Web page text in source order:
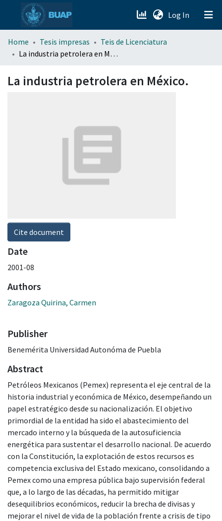
Log In (current)
menu.section.about_menu
Home Tesis impresas
Teis de Licenciatura
La industria petrolera en México.
La industria petrolera en México.
Cite document
Date
2001-08
Authors
Zaragoza Quirina, Carmen
Publisher
Benemérita Universidad Autonóma de Puebla
Abstract
Petróleos Mexicanos (Pemex) representa el eje central de la
historia industrial y económica de México, desempeñando un
papel estratégico desde su nacionalización. El objetivo
primordial de la entidad ha sido el abastecimiento del
mercado interno y la búsqueda de la autosuficiencia
energética para sustentar el desarrollo nacional. De acuerdo
con la Constitución, la explotación de estos recursos es
competencia exclusiva del Estado mexicano, consolidando a
Pemex como una empresa pública bajo supervisión federal
que, a lo largo de las décadas, ha permitido mitigar
desequilibrios económicos, reducir la brecha de divisas y
mejorar el nivel de vida de la población frente a crisis de tipo